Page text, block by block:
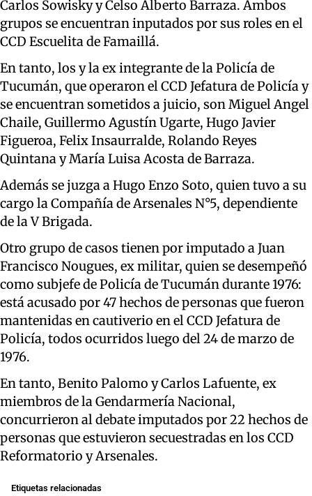
Carlos Sowisky y Celso Alberto Barraza. Ambos
grupos se encuentran inputados por sus roles en el
CCD Escuelita de Famaillá.
En tanto, los y la ex integrante de la Policía de
Tucumán, que operaron el CCD Jefatura de Policía y
se encuentran sometidos a juicio, son Miguel Angel
Chaile, Guillermo Agustín Ugarte, Hugo Javier
Figueroa, Felix Insaurralde, Rolando Reyes
Quintana y María Luisa Acosta de Barraza.
Además se juzga a Hugo Enzo Soto, quien tuvo a su
cargo la Compañía de Arsenales N°5, dependiente
de la V Brigada.
Otro grupo de casos tienen por imputado a Juan
Francisco Nougues, ex militar, quien se desempeñó
como subjefe de Policía de Tucumán durante 1976:
está acusado por 47 hechos de personas que fueron
mantenidas en cautiverio en el CCD Jefatura de
Policía, todos ocurridos luego del 24 de marzo de
1976.
En tanto, Benito Palomo y Carlos Lafuente, ex
miembros de la Gendarmería Nacional,
concurrieron al debate imputados por 22 hechos de
personas que estuvieron secuestradas en los CCD
Reformatorio y Arsenales.
Etiquetas relacionadas